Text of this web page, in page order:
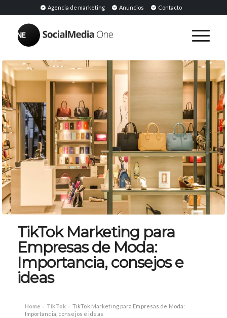
Agencia de marketing Anuncios Contacto
TikTok Marketing para
Empresas de Moda:
Importancia, consejos e
ideas
Home › TikTok › TikTok Marketing para Empresas de Moda:
Importancia, consejos e ideas